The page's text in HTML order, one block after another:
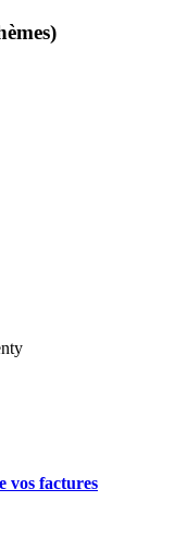
vos factures